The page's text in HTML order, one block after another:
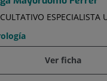
ESPECIALISTA
Ver ficha